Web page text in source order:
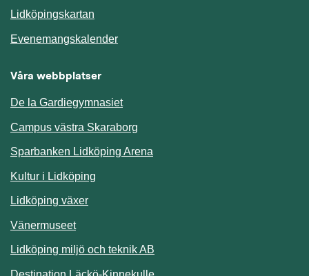
Lidköpingskartan
EvenemangskalenderLänk till annan webbplats.
Våra webbplatser
De la Gardiegymnasiet
Campus västra Skaraborg
Sparbanken Lidköping Arena
Kultur i Lidköping
Lidköping växer
Vänermuseet
Lidköping miljö och teknik AB
Länk till annan webbplats.